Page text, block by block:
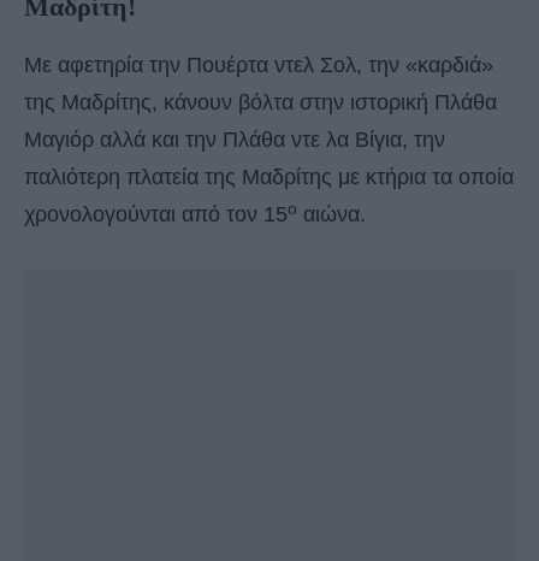
Μαδρίτη!
Με αφετηρία την Πουέρτα ντελ Σολ, την «καρδιά»
της Μαδρίτης, κάνουν βόλτα στην ιστορική Πλάθα
Μαγιόρ αλλά και την Πλάθα ντε λα Βίγια, την
παλιότερη πλατεία της Μαδρίτης με κτήρια τα οποία
χρονολογούνται από τον 15ο αιώνα.